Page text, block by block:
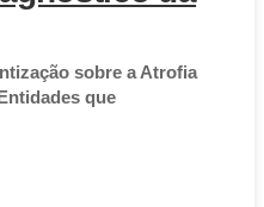
sobre a Atrofia
que